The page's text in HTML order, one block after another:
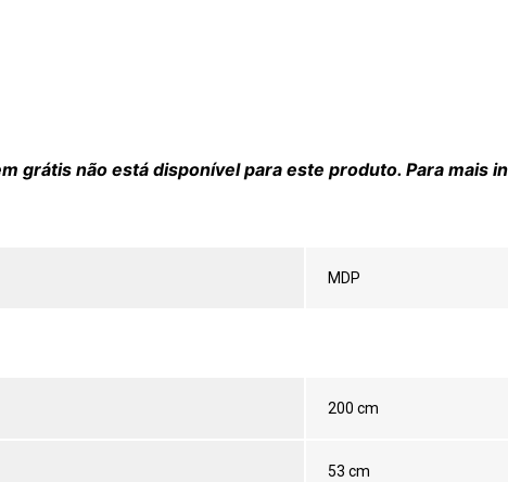
grátis não está disponível para este produto. Para mais
MDP
200 cm
53 cm